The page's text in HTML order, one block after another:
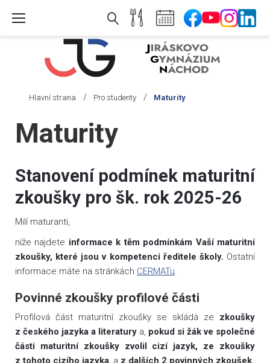
Hlavní strana / Pro studenty / Maturity
Maturity
Maturity
Stanovení podmínek maturitní
zkoušky pro šk. rok 2025-26
Milí maturanti,
níže najdete informace k těm podmínkám Vaší maturitní
zkoušky, které jsou v kompetenci ředitele školy. Ostatní
informace máte na stránkách CERMATu.
Povinné zkoušky profilové části
Profilová část maturitní zkoušky se skládá ze zkoušky
z českého jazyka a literatury a, pokud si žák ve společné
části maturitní zkoušky zvolil cizí jazyk, ze zkoušky
z tohoto cizího jazyka, a z dalších 2 povinných zkoušek.